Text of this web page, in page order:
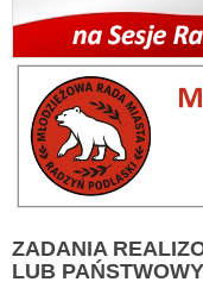
ZADANIA
LUB